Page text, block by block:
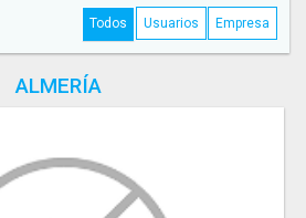
Todos Usuarios Empresa
ALMERÍA